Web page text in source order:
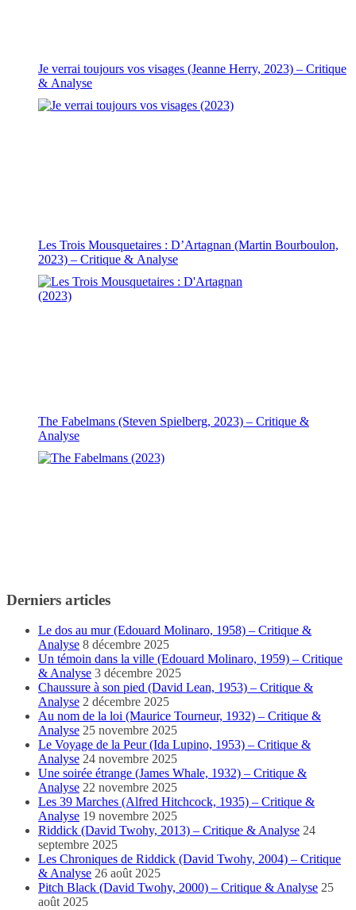
Je verrai toujours vos visages (Jeanne Herry, 2023) – Critique
& Analyse
Les Trois Mousquetaires : D’Artagnan (Martin Bourboulon,
2023) – Critique & Analyse
The Fabelmans (Steven Spielberg, 2023) – Critique &
Analyse
Derniers articles
Le dos au mur (Edouard Molinaro, 1958) – Critique &
Analyse 8 décembre 2025
Un témoin dans la ville (Edouard Molinaro, 1959) – Critique
& Analyse 3 décembre 2025
Chaussure à son pied (David Lean, 1953) – Critique &
Analyse 2 décembre 2025
Au nom de la loi (Maurice Tourneur, 1932) – Critique &
Analyse 25 novembre 2025
Le Voyage de la Peur (Ida Lupino, 1953) – Critique &
Analyse 24 novembre 2025
Une soirée étrange (James Whale, 1932) – Critique &
Analyse 22 novembre 2025
Les 39 Marches (Alfred Hitchcock, 1935) – Critique &
Analyse 19 novembre 2025
Riddick (David Twohy, 2013) – Critique & Analyse 24
septembre 2025
Les Chroniques de Riddick (David Twohy, 2004) – Critique
& Analyse 26 août 2025
Pitch Black (David Twohy, 2000) – Critique & Analyse 25
août 2025